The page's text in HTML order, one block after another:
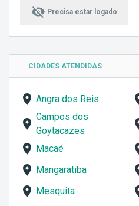
visibility_off Precisa estar logado
CIDADES ATENDIDAS
Angra dos Reis
Campos dos
Goytacazes
Macaé
Mangaratiba
Mesquita